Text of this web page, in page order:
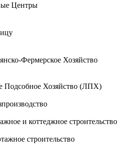
Центры
Фермерское Хозяйство
Подсобное Хозяйство (ЛПХ)
и коттеджное строительство
строительство